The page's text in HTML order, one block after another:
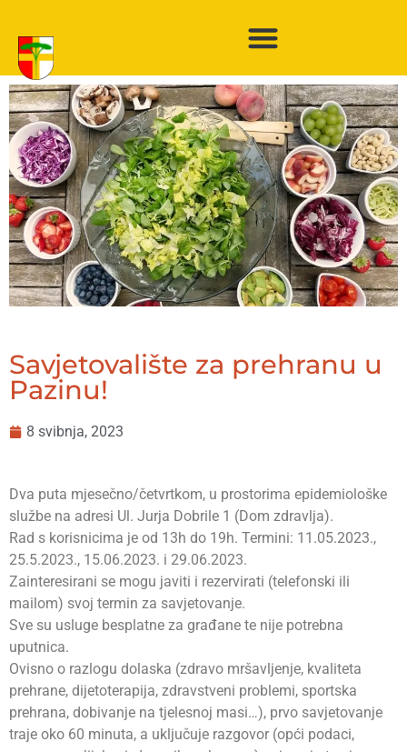
Savjetovalište za prehranu u
Pazinu!
8 svibnja, 2023
Dva puta mjesečno/četvrtkom, u prostorima epidemiološke
službe na adresi Ul. Jurja Dobrile 1 (Dom zdravlja).
Rad s korisnicima je od 13h do 19h. Termini: 11.05.2023.,
25.5.2023., 15.06.2023. i 29.06.2023.
Zainteresirani se mogu javiti i rezervirati (telefonski ili
mailom) svoj termin za savjetovanje.
Sve su usluge besplatne za građane te nije potrebna
uputnica.
Ovisno o razlogu dolaska (zdravo mršavljenje, kvaliteta
prehrane, dijetoterapija, zdravstveni problemi, sportska
prehrana, dobivanje na tjelesnoj masi…), prvo savjetovanje
traje oko 60 minuta, a uključuje razgovor (opći podaci,